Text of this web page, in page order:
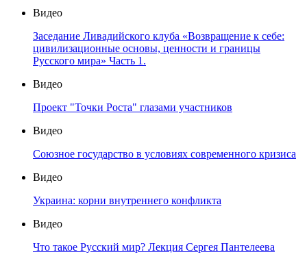
Видео
Заседание Ливадийского клуба «Возвращение к себе:
цивилизационные основы, ценности и границы
Русского мира» Часть 1.
Видео
Проект "Точки Роста" глазами участников
Видео
Союзное государство в условиях современного кризиса
Видео
Украина: корни внутреннего конфликта
Видео
Что такое Русский мир? Лекция Сергея Пантелеева